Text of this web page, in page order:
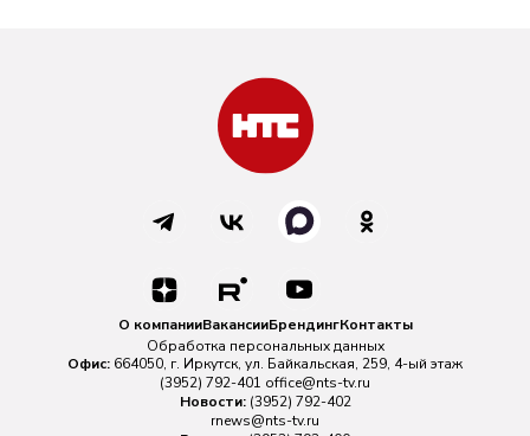
О компанииВакансииБрендингКонтакты
Обработка персональных данных
Офис: 664050, г. Иркутск, ул. Байкальская, 259, 4-ый этаж
(3952) 792-401 office@nts-tv.ru
Новости: (3952) 792-402
rnews@nts-tv.ru